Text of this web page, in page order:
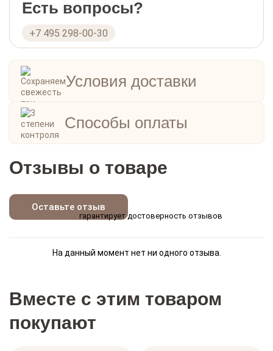
Есть вопросы?
+7 495 298-00-30
Условия доставки
Способы оплаты
Отзывы о товаре
Оставьте отзыв
гарантирует достоверность отзывов
На данный момент нет ни одного отзыва.
Вместе с этим товаром
покупают